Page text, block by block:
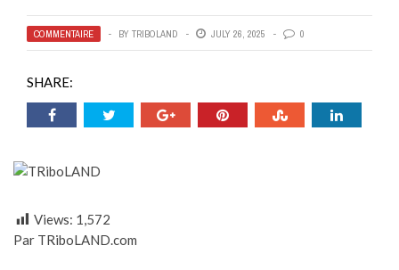
COMMENTAIRE BY TRIBOLAND JULY 26, 2025 0
SHARE:
Views: 1,572
Par TRiboLAND.com